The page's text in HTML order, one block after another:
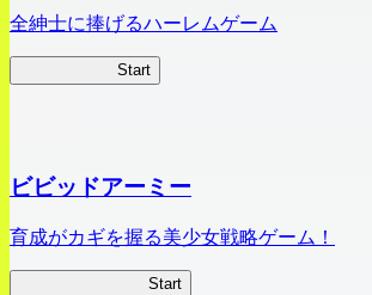
全紳士に捧げるハーレムゲーム
Start
ビビッドアーミー
育成がカギを握る美少女戦略ゲーム！
Start